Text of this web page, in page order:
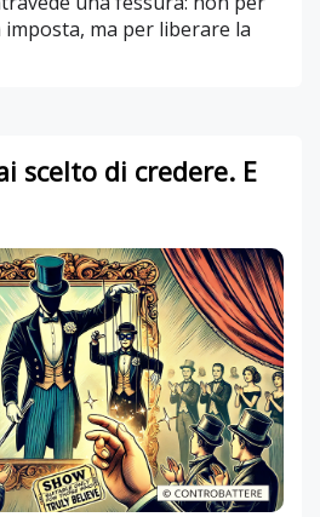
ma per liberare la
scelto di credere. E